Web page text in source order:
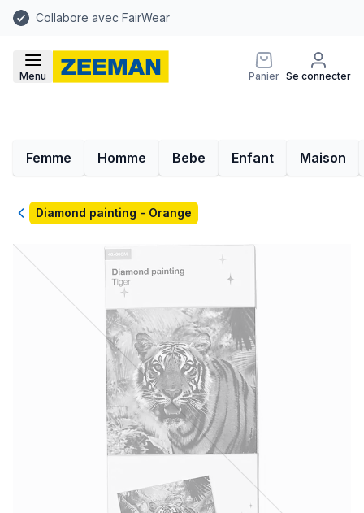
Collabore avec FairWear
Menu Panier Se connecter
Femme Homme Bebe Enfant Maison
RetourDiamond painting - Orange